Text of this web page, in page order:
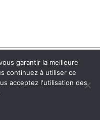
garantir la meilleure
continuez à utiliser ce
acceptez l'utilisation des